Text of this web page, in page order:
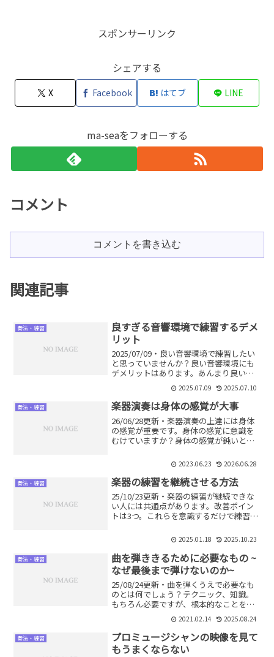
スポンサーリンク
シェアする
X Facebook はてブ LINE
ma-seaをフォローする
コメント
コメントを書き込む
関連記事
奏法・練習
良すぎる音響環境で練習するデメ
リット
2025/07/09・良い音響環境で練習したい
と思っていませんか？良い音響環境にも
デメリットはあります。あんまり良い環
境に慣れると大失敗につながりかねませ
ん。どういうことか？対処法は？詳しく
解説します。
2025.07.09 2025.07.10
奏法・練習 楽器演奏は身体の感覚が大事
26/06/28更新・楽器演奏の上達には身体
の感覚が重要です。身体の感覚に意識を
むけていますか？身体の感覚が鈍いとど
ればいいのか。詳しく解説します。
2023.06.23 2026.06.28
奏法・練習 楽器の練習を継続させる方法
25/10/23更新・楽器の練習が継続できな
い人には共通点があります。改善ポイン
トは3つ。これらを意識するだけで練習が
ます。練習がなかなか続かないという人
2025.01.18 2025.10.23
奏法・練習
曲を弾ききるために必要なもの ~
なぜ最後まで弾けないのか~
25/08/24更新・曲を弾くうえで必要なも
のとは何でしょう？テクニック、知識。
もちろん必要ですが、根本的なことを見
落としがちです。何が必要か？どうすれ
ば解決するか？を解説します。これがわ
かるとどんな楽器でも楽に弾けるように
なります。
2021.02.14 2025.08.24
奏法・練習
プロミュージシャンの映像を見て
もうまくならない